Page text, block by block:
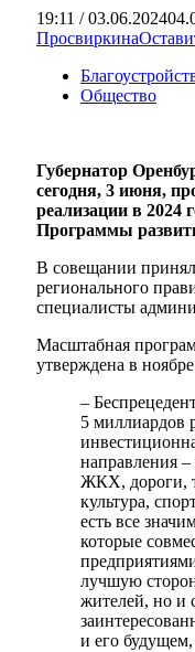
19:11 / 03.06.2024
Просвиркина
Общество
Губернатор
сегодня, 3 июня,
реализации в 2024
Программы
В совещании
регионального
специалисты
Масштабная
утверждена в
–
5 миллиардов
направления –
ЖКХ, дороги,
культура,
есть все
которые
лучшую
жителей, но и
и его